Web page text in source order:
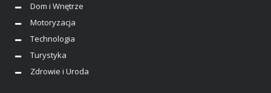
Dom i Wnętrze
Motoryzacja
Technologia
Turystyka
Zdrowie i Uroda